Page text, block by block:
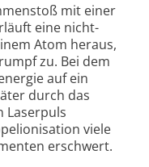
mit einer
eine nicht-
Atom heraus,
zu. Bei dem
auf ein
durch das
Laserpuls
viele
erschwert.